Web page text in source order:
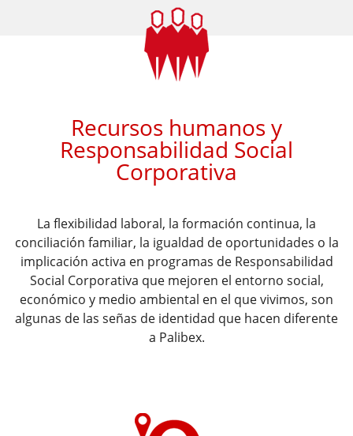
​​Recursos humanos y
Responsabilidad Social
Corporativa
La flexibilidad laboral, la formación continua, la
conciliación familiar, la igualdad de oportunidades o la
implicación activa en programas deResponsabilidad
Social Corporativa que mejoren el entorno social,
económico y medio ambiental en el que vivimos, son
algunas de las señas de identidad que hacen diferente
a Palibex.